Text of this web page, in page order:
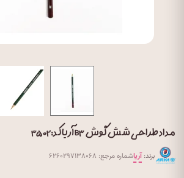
مداد طراحی شش گوش B۳ آریا کد: ۳۵۰۲
برند:آریاشماره مرجع: ۶۲۶۰۲۹۷۱۳۸۰۶۸